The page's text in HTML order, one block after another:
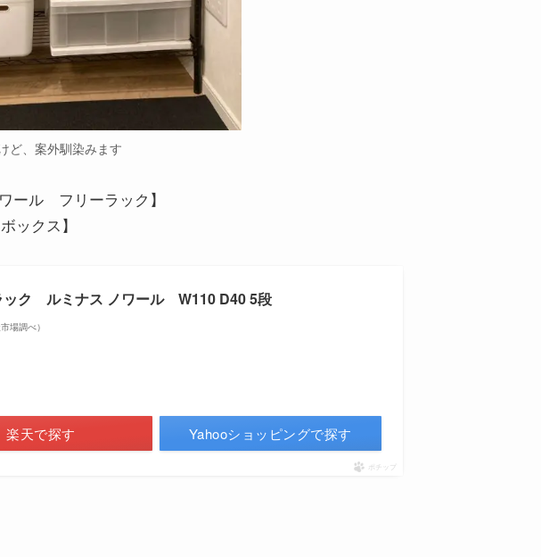
ど、案外馴染みます
ル フリーラック】
クス】
ック ルミナス ノワール W110 D40 5段
場調べ）
楽天で探す Yahooショッピングで探す
ポチップ